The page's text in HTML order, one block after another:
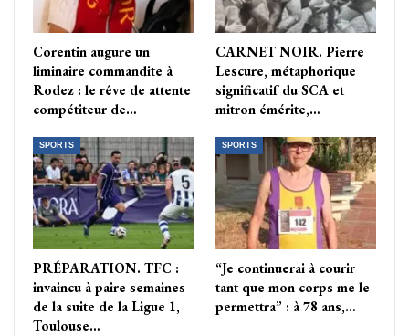
Corentin augure un
liminaire commandite à
Rodez : le rêve de attente
compétiteur de…
CARNET NOIR. Pierre
Lescure, métaphorique
significatif du SCA et
mitron émérite,…
SPORTS
PRÉPARATION. TFC :
invaincu à paire semaines
de la suite de la Ligue 1,
Toulouse…
SPORTS
“Je continuerai à courir
tant que mon corps me le
permettra” : à 78 ans,…